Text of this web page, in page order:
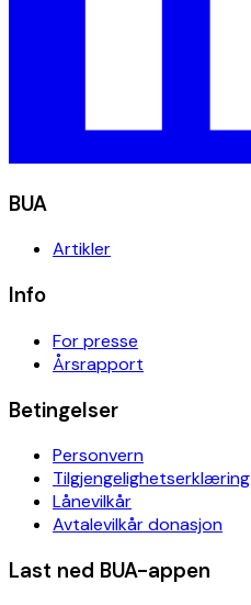
BUA
Artikler
Info
For presse
Årsrapport
Betingelser
Personvern
Tilgjengelighetserklæring
Lånevilkår
Avtalevilkår donasjon
Last ned BUA-appen